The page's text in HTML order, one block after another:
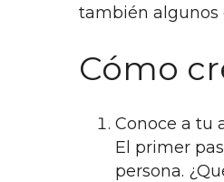
también algunos
Cómo
Conoce a tu
El primer
persona.